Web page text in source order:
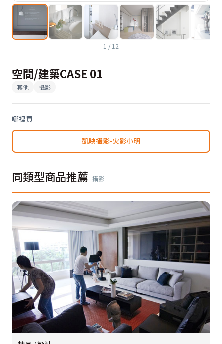
1 / 12
空間/建築CASE 01
其他 攝影
哪裡買
凱映攝影-火影小明
同類型商品推薦 攝影